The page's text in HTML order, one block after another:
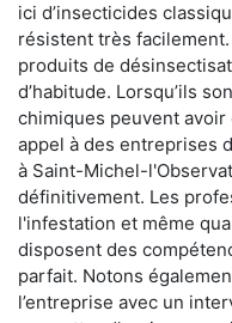
ici d’insecticides
résistent très
produits de
d’habitude. Lorsqu’ils
chimiques peuvent
appel à des entreprises
à Saint-Michel-
définitivement. Les
l'infestation et même
disposent des
parfait. Notons
l’entreprise avec un